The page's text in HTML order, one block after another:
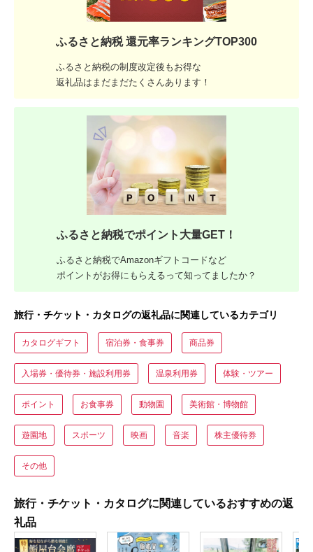
ふるさと納税 還元率ランキングTOP300
ふるさと納税の制度改定後もお得な
返礼品はまだまだたくさんあります！
ふるさと納税でポイント大量GET！
ふるさと納税でAmazonギフトコードなど
ポイントがお得にもらえるって知ってましたか？
旅行・チケット・カタログの返礼品に関連しているカテゴリ
カタログギフト 宿泊券・食事券 商品券
入場券・優待券・施設利用券 温泉利用券 体験・ツアー
ポイント お食事券 動物園 美術館・博物館
遊園地 スポーツ 映画 音楽 株主優待券
その他
旅行・チケット・カタログに関連しているおすすめの返
礼品